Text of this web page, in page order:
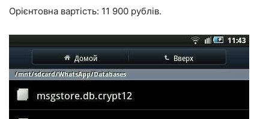
Орієнтовна вартість: 11 900 рублів.